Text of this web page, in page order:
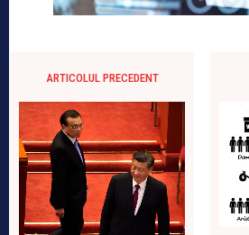
ARTICOLUL PRECEDENT